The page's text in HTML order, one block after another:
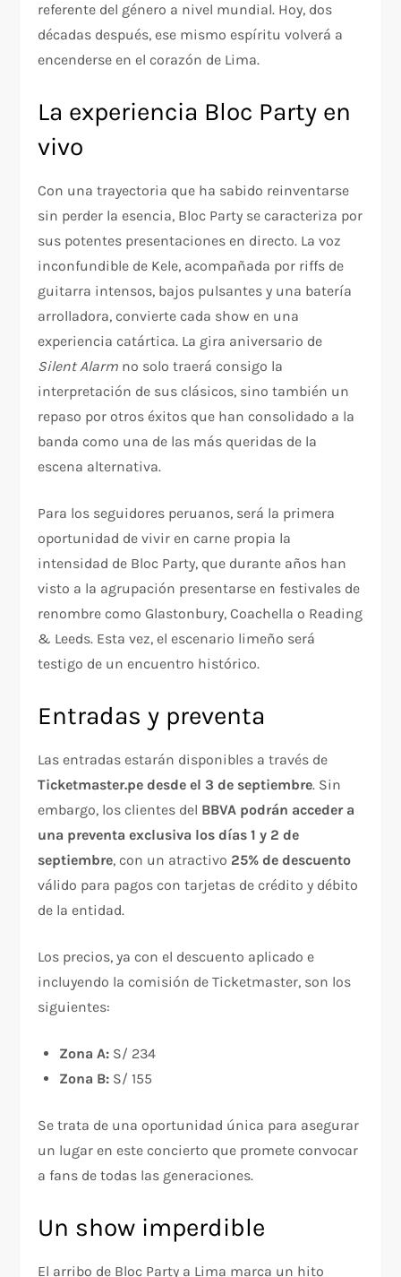
referente del género a nivel mundial. Hoy, dos
décadas después, ese mismo espíritu volverá a
encenderse en el corazón de Lima.
La experiencia Bloc Party en
vivo
Con una trayectoria que ha sabido reinventarse
sin perder la esencia, Bloc Party se caracteriza por
sus potentes presentaciones en directo. La voz
inconfundible de Kele, acompañada por riffs de
guitarra intensos, bajos pulsantes y una batería
arrolladora, convierte cada show en una
experiencia catártica. La gira aniversario de
Silent Alarm no solo traerá consigo la
interpretación de sus clásicos, sino también un
repaso por otros éxitos que han consolidado a la
banda como una de las más queridas de la
escena alternativa.
Para los seguidores peruanos, será la primera
oportunidad de vivir en carne propia la
intensidad de Bloc Party, que durante años han
visto a la agrupación presentarse en festivales de
renombre como Glastonbury, Coachella o Reading
& Leeds. Esta vez, el escenario limeño será
testigo de un encuentro histórico.
Entradas y preventa
Las entradas estarán disponibles a través de
Ticketmaster.pe desde el 3 de septiembre. Sin
embargo, los clientes del BBVA podrán acceder a
una preventa exclusiva los días 1 y 2 de
septiembre, con un atractivo 25% de descuento
válido para pagos con tarjetas de crédito y débito
de la entidad.
Los precios, ya con el descuento aplicado e
incluyendo la comisión de Ticketmaster, son los
siguientes:
Zona A: S/ 234
Zona B: S/ 155
Se trata de una oportunidad única para asegurar
un lugar en este concierto que promete convocar
a fans de todas las generaciones.
Un show imperdible
El arribo de Bloc Party a Lima marca un hito